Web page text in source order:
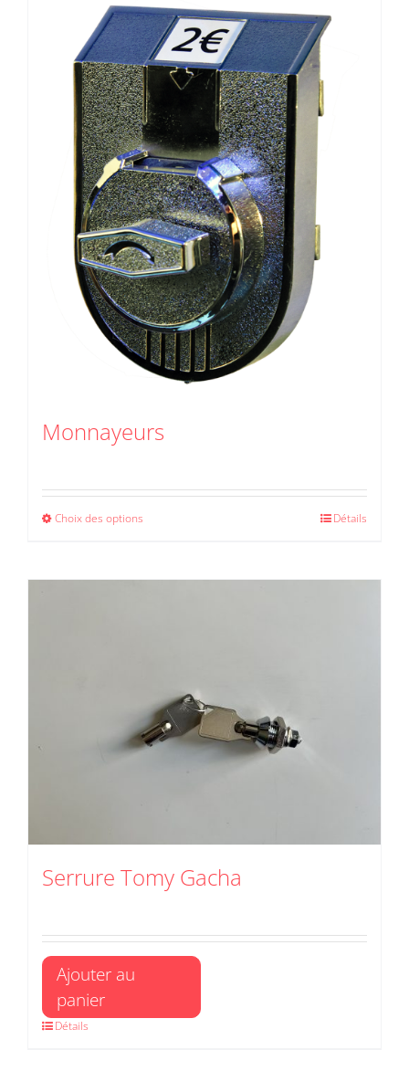
Monnayeurs
Choix des options Détails
Serrure Tomy Gacha
Ajouter au
panier
Détails